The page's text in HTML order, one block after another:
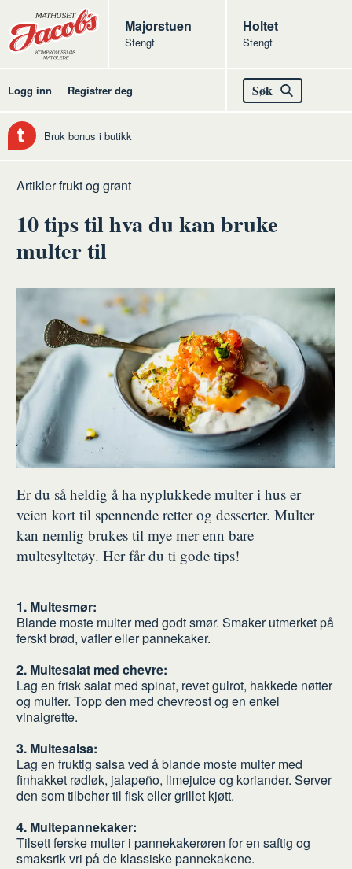
Butikker
Jacobs
Majorstuen
Stengt
Jacobs
Holtet
Stengt
Logg inn Registrer deg Søk
Bruk bonus i butikk
Hjem
Frukt
grønt
Artikler frukt og grønt
10 tips til hva du kan bruke
multer til
Er du så heldig å ha nyplukkede multer i hus er
veien kort til spennende retter og desserter. Multer
kan nemlig brukes til mye mer enn bare
multesyltetøy. Her får du ti gode tips!
1. Multesmør:
Blande moste multer med godt smør. Smaker utmerket på
ferskt brød, vafler eller pannekaker.
2. Multesalat med chevre:
Lag en frisk salat med spinat, revet gulrot, hakkede nøtter
og multer. Topp den med chevreost og en enkel
vinaigrette.
3. Multesalsa:
Lag en fruktig salsa ved å blande moste multer med
finhakket rødløk, jalapeño, limejuice og koriander. Server
den som tilbehør til fisk eller grillet kjøtt.
4. Multepannekaker:
Tilsett ferske multer i pannekakerøren for en saftig og
smaksrik vri på de klassiske pannekakene.